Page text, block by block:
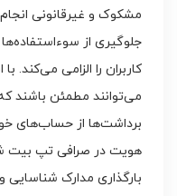
مشکوک و غیرقانونی
جلوگیری از
کاربران را الزامی می‌کند.
می‌توانند مطمئن باشند که
برداشت‌ها از حساب‌های
هویت در صرافی تپ بیت
بارگذاری مدارک